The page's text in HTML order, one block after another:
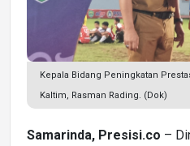
Kepala Bidang Peningkatan
Kaltim, Rasman Rading. (Dok)
Samarinda, Presisi.co –